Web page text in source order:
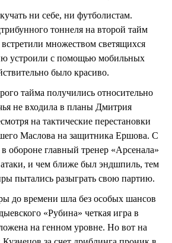
ни себе, ни футболистам.
тоннеля на второй тайм
множеством светящихся
устроили с помощью мобильных
было красиво.
тайма получились относительно
не входила в планы Дмитрия
на тактические перестановки
Маслова на защитника Ершова. С
обороне главный тренер «Арсенала»
и чем ближе был эндшпиль, тем
пытались разыграть свою партию.
до времени шла без особых шансов
«Рубина» четкая игра в
на генном уровне. Но вот на